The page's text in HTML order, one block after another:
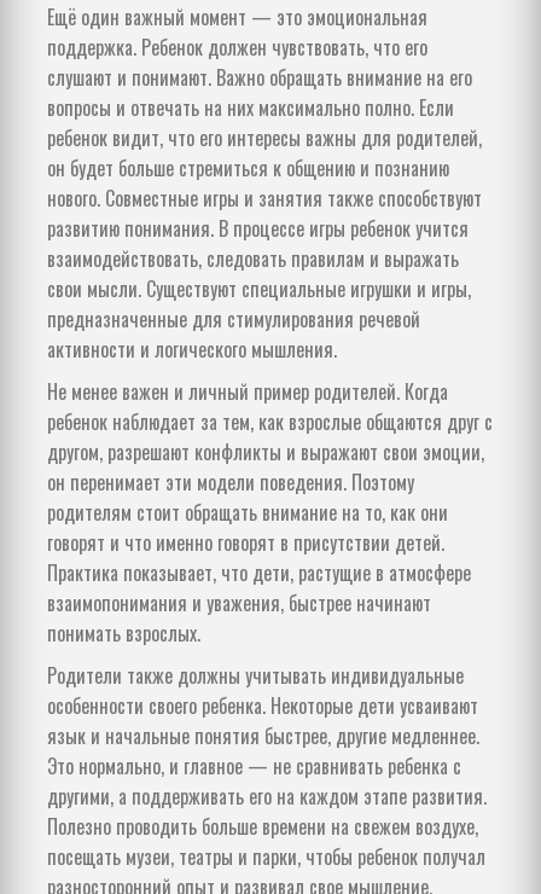
Ещё один важный момент — это эмоциональная
поддержка. Ребенок должен чувствовать, что его
слушают и понимают. Важно обращать внимание на его
вопросы и отвечать на них максимально полно. Если
ребенок видит, что его интересы важны для родителей,
он будет больше стремиться к общению и познанию
нового. Совместные игры и занятия также способствуют
развитию понимания. В процессе игры ребенок учится
взаимодействовать, следовать правилам и выражать
свои мысли. Существуют специальные игрушки и игры,
предназначенные для стимулирования речевой
активности и логического мышления.
Не менее важен и личный пример родителей. Когда
ребенок наблюдает за тем, как взрослые общаются друг с
другом, разрешают конфликты и выражают свои эмоции,
он перенимает эти модели поведения. Поэтому
родителям стоит обращать внимание на то, как они
говорят и что именно говорят в присутствии детей.
Практика показывает, что дети, растущие в атмосфере
взаимопонимания и уважения, быстрее начинают
понимать взрослых.
Родители также должны учитывать индивидуальные
особенности своего ребенка. Некоторые дети усваивают
язык и начальные понятия быстрее, другие медленнее.
Это нормально, и главное — не сравнивать ребенка с
другими, а поддерживать его на каждом этапе развития.
Полезно проводить больше времени на свежем воздухе,
посещать музеи, театры и парки, чтобы ребенок получал
разносторонний опыт и развивал свое мышление.